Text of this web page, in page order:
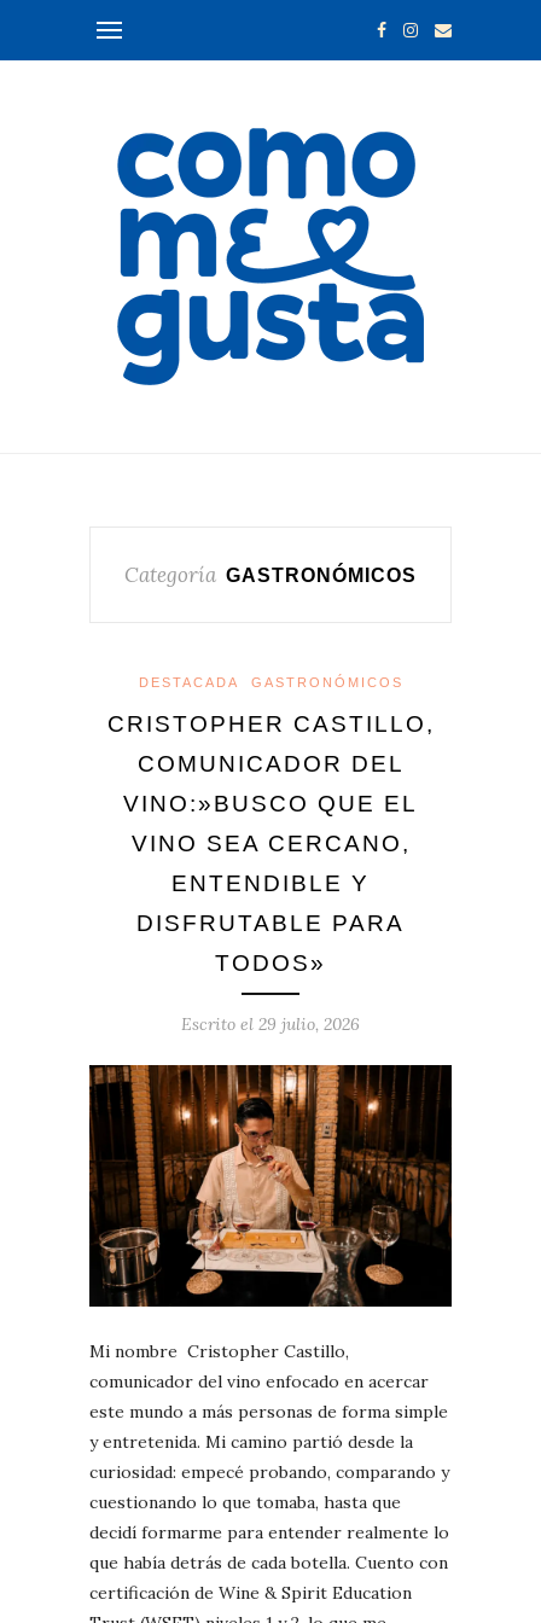
Categoría GASTRONÓMICOS
DESTACADA GASTRONÓMICOS
CRISTOPHER CASTILLO,
COMUNICADOR DEL
VINO:»BUSCO QUE EL
VINO SEA CERCANO,
ENTENDIBLE Y
DISFRUTABLE PARA
TODOS»
Escrito el 29 julio, 2026
Mi nombre Cristopher Castillo,
comunicador del vino enfocado en acercar
este mundo a más personas de forma simple
y entretenida. Mi camino partió desde la
curiosidad: empecé probando, comparando y
cuestionando lo que tomaba, hasta que
decidí formarme para entender realmente lo
que había detrás de cada botella. Cuento con
certificación de Wine & Spirit Education